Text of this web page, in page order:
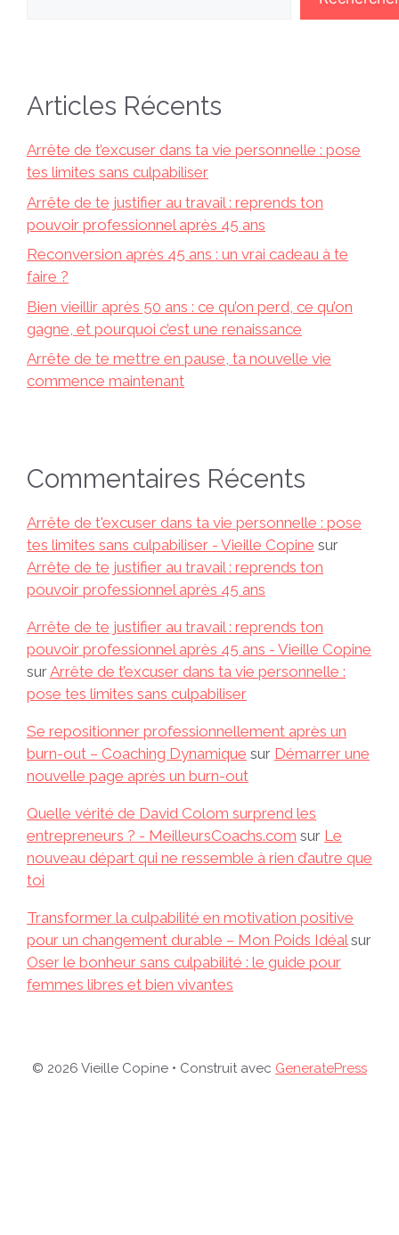
Articles Récents
Arrête de t’excuser dans ta vie personnelle : pose
tes limites sans culpabiliser
Arrête de te justifier au travail : reprends ton
pouvoir professionnel après 45 ans
Reconversion après 45 ans : un vrai cadeau à te
faire ?
Bien vieillir après 50 ans : ce qu’on perd, ce qu’on
gagne, et pourquoi c’est une renaissance
Arrête de te mettre en pause, ta nouvelle vie
commence maintenant
Commentaires Récents
Arrête de t'excuser dans ta vie personnelle : pose
tes limites sans culpabiliser - Vieille Copine sur
Arrête de te justifier au travail : reprends ton
pouvoir professionnel après 45 ans
Arrête de te justifier au travail : reprends ton
pouvoir professionnel après 45 ans - Vieille Copine
surArrête de t’excuser dans ta vie personnelle :
pose tes limites sans culpabiliser
Se repositionner professionnellement après un
burn-out – Coaching Dynamique sur Démarrer une
nouvelle page après un burn-out
Quelle vérité de David Colom surprend les
entrepreneurs ? - MeilleursCoachs.com sur Le
nouveau départ qui ne ressemble à rien d’autre que
toi
Transformer la culpabilité en motivation positive
pour un changement durable – Mon Poids Idéalsur
Oser le bonheur sans culpabilité : le guide pour
femmes libres et bien vivantes
© 2026 Vieille Copine • Construit avec GeneratePress